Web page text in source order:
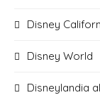
Disney
Disney World
Disneylandia